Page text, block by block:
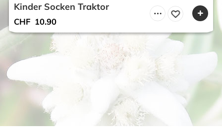
Kinder Socken Traktor
CHF 10.90